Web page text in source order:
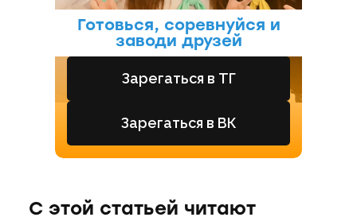
Готовься, соревнуйся и
заводи друзей
Зарегаться в ТГ
Зарегаться в ВК
С этой статьей читают